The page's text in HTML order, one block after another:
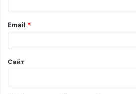
Email *
Сайт